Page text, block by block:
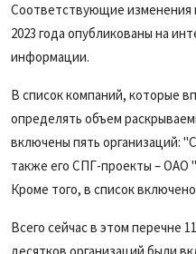
Соответствующие изменения
2023 года опубликованы на
информации.
В список компаний, которые
определять объем
включены пять организаций:
также его СПГ-проекты –
Кроме того, в список
Всего сейчас в этом перечне